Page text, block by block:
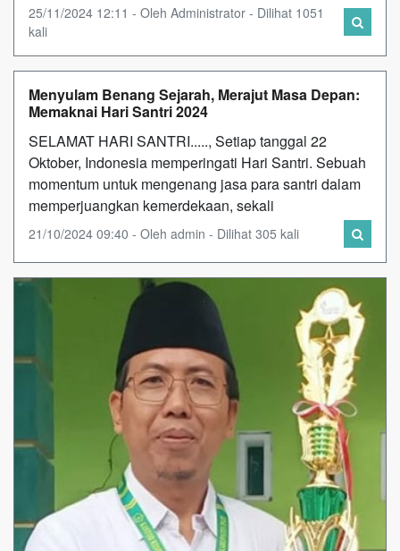
25/11/2024 12:11 - Oleh Administrator - Dilihat 1051
kali
Menyulam Benang Sejarah, Merajut Masa Depan:
Memaknai Hari Santri 2024
SELAMAT HARI SANTRI....., Setiap tanggal 22
Oktober, Indonesia memperingati Hari Santri. Sebuah
momentum untuk mengenang jasa para santri dalam
memperjuangkan kemerdekaan, sekali
21/10/2024 09:40 - Oleh admin - Dilihat 305 kali